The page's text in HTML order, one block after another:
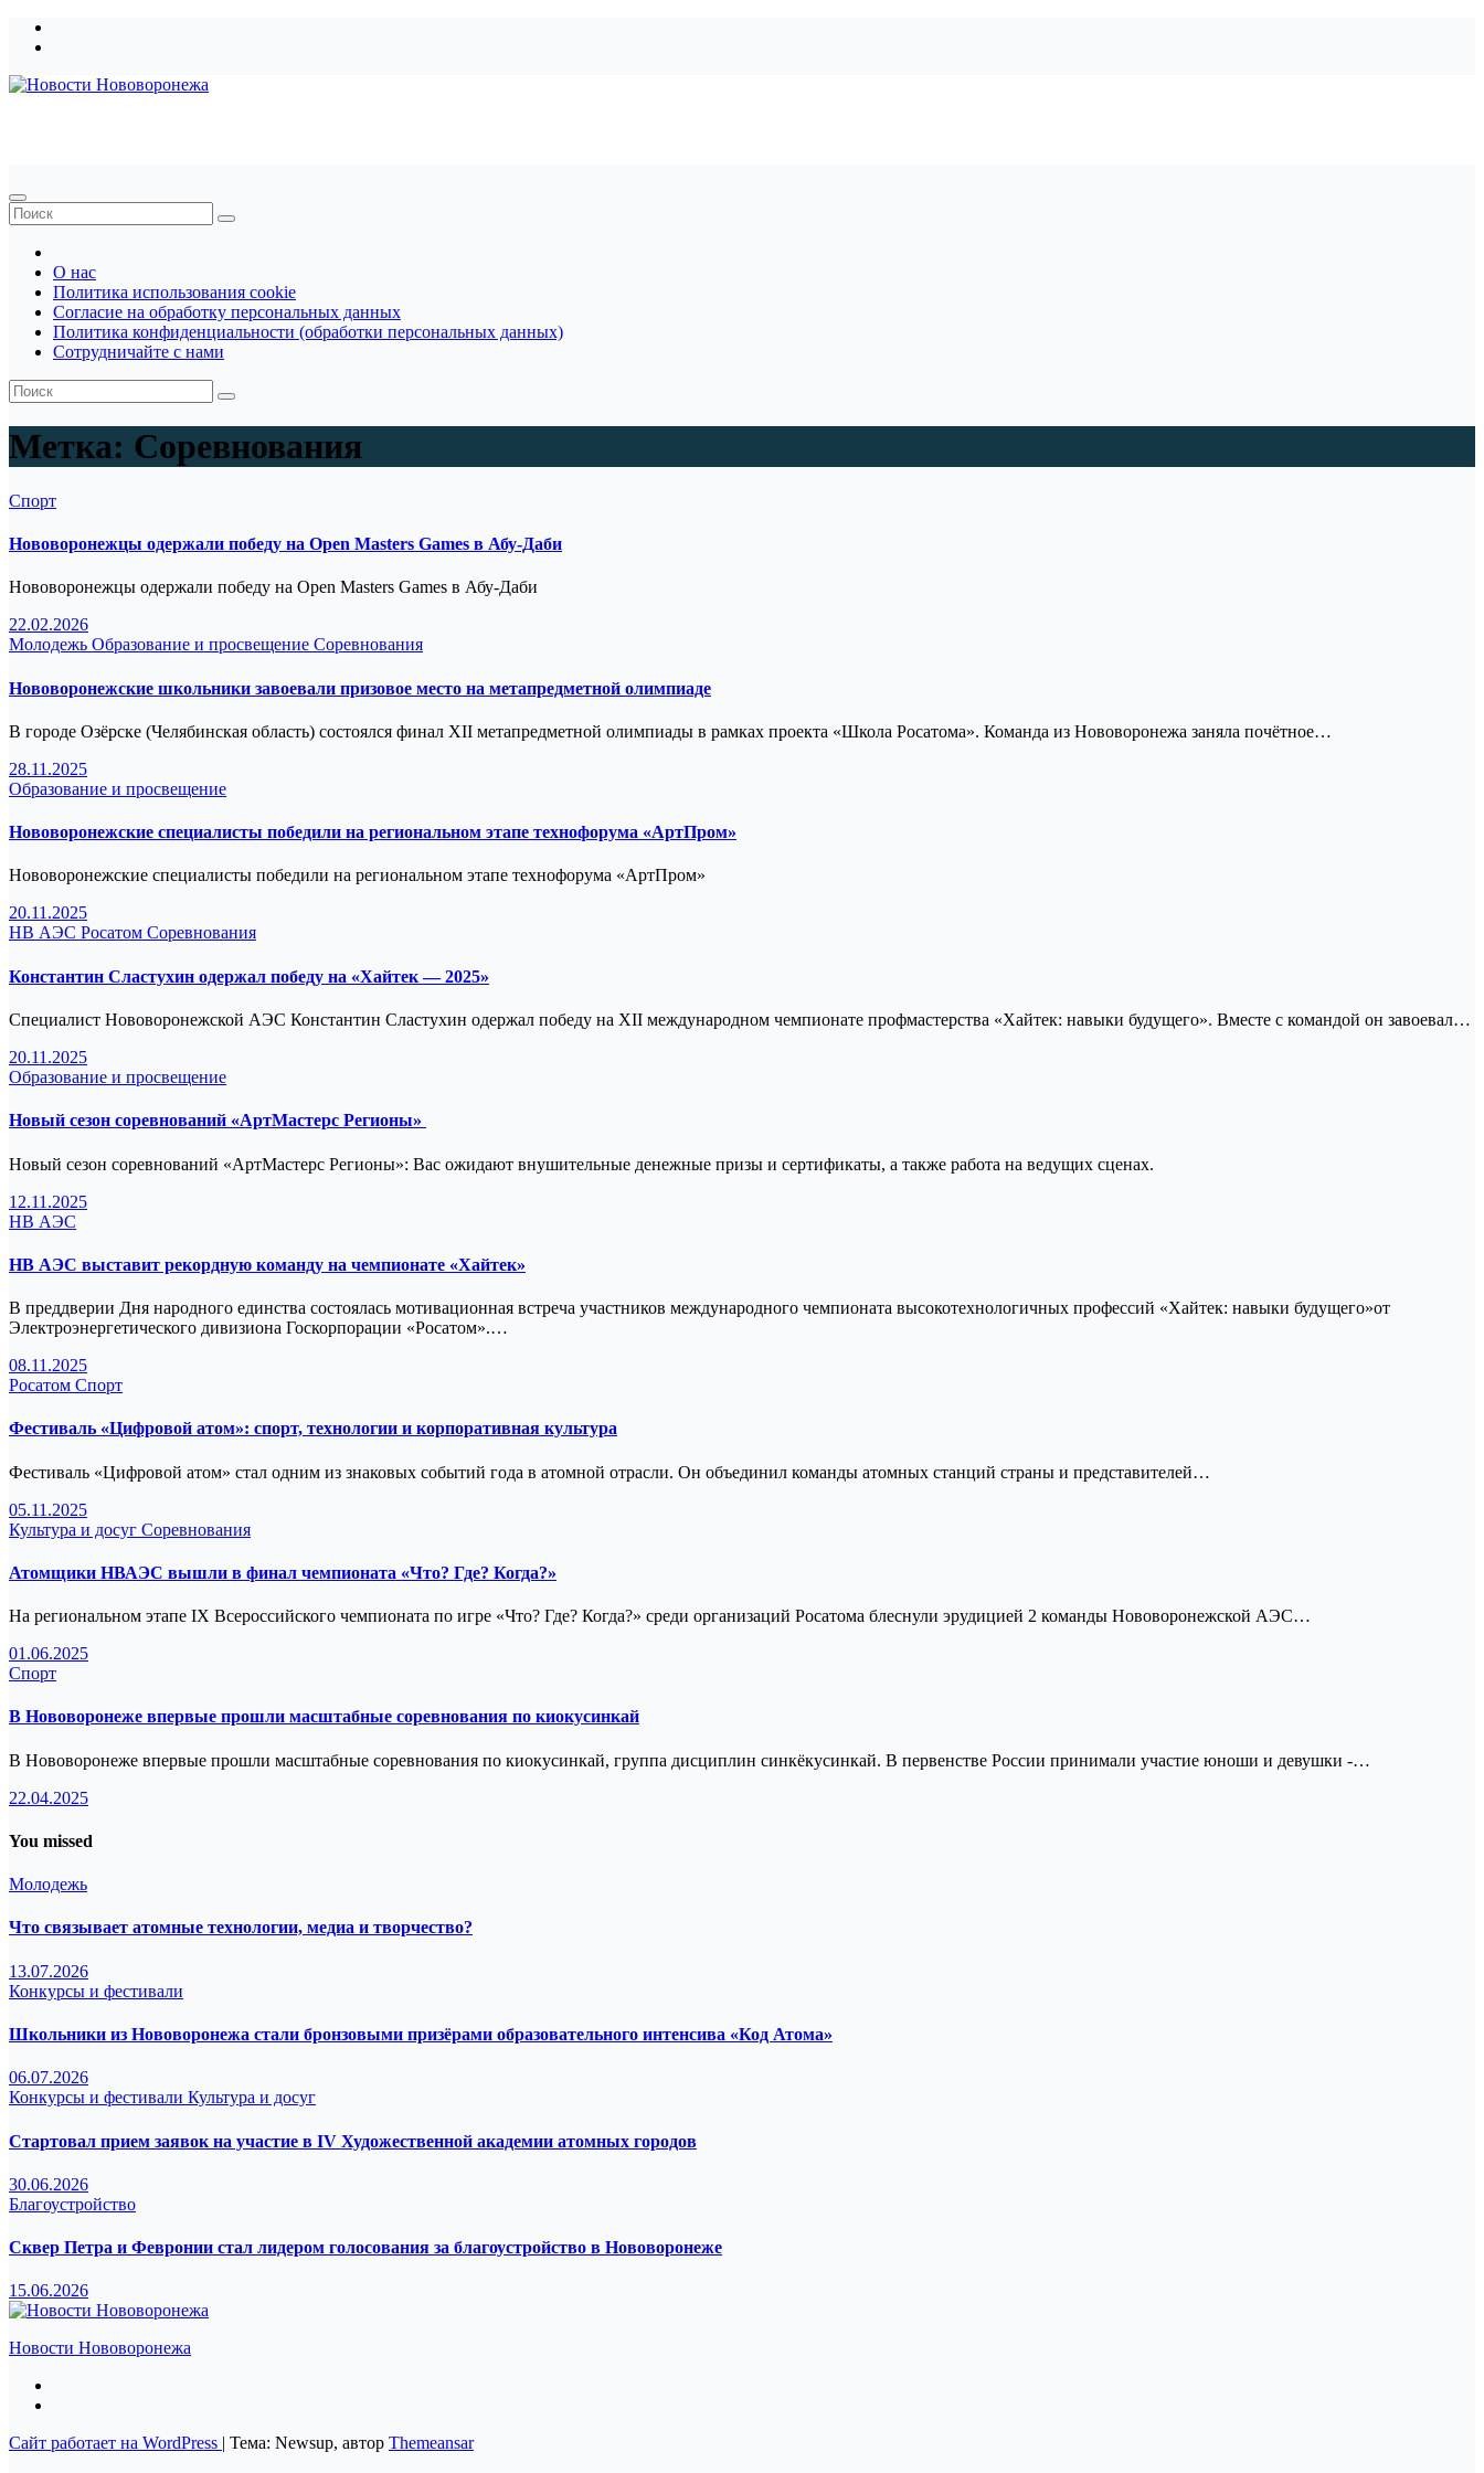
Перейти
О нас
Политика использования cookie
Согласие на обработку персональных данных
Политика конфиденциальности (обработки персональных данных)
Сотрудничайте с нами
Метка: Соревнования
Спорт
Нововоронежцы одержали победу на Open Masters Games в Абу-Даби
Нововоронежцы одержали победу на Open Masters Games в Абу-Даби
22.02.2026
Молодежь Образование и просвещение Соревнования
Нововоронежские школьники завоевали призовое место на метапредметной олимпиаде
В городе Озёрске (Челябинская область) состоялся финал XII метапредметной олимпиады в рамках проекта «Школа Росатома». Команда из Нововоронежа заняла почётное…
28.11.2025
Образование и просвещение
Нововоронежские специалисты победили на региональном этапе технофорума «АртПром»
Нововоронежские специалисты победили на региональном этапе технофорума «АртПром»
20.11.2025
НВ АЭС Росатом Соревнования
Константин Сластухин одержал победу на «Хайтек — 2025»
Специалист Нововоронежской АЭС Константин Сластухин одержал победу на XII международном чемпионате профмастерства «Хайтек: навыки будущего». Вместе с командой он завоевал…
20.11.2025
Образование и просвещение
Новый сезон соревнований «АртМастерс Регионы»
Новый сезон соревнований «АртМастерс Регионы»: Вас ожидают внушительные денежные призы и сертификаты, а также работа на ведущих сценах.
12.11.2025
НВ АЭС
НВ АЭС выставит рекордную команду на чемпионате «Хайтек»
В преддверии Дня народного единства состоялась мотивационная встреча участников международного чемпионата высокотехнологичных профессий «Хайтек: навыки будущего»от
Электроэнергетического дивизиона Госкорпорации «Росатом».…
08.11.2025
Росатом Спорт
Фестиваль «Цифровой атом»: спорт, технологии и корпоративная культура
Фестиваль «Цифровой атом» стал одним из знаковых событий года в атомной отрасли. Он объединил команды атомных станций страны и представителей…
05.11.2025
Культура и досуг Соревнования
Атомщики НВАЭС вышли в финал чемпионата «Что? Где? Когда?»
На региональном этапе IX Всероссийского чемпионата по игре «Что? Где? Когда?» среди организаций Росатома блеснули эрудицией 2 команды Нововоронежской АЭС…
01.06.2025
Спорт
В Нововоронеже впервые прошли масштабные соревнования по киокусинкай
В Нововоронеже впервые прошли масштабные соревнования по киокусинкай, группа дисциплин синкёкусинкай. В первенстве России принимали участие юноши и девушки -…
22.04.2025
You missed
Молодежь
Что связывает атомные технологии, медиа и творчество?
13.07.2026
Конкурсы и фестивали
Школьники из Нововоронежа стали бронзовыми призёрами образовательного интенсива «Код Атома»
06.07.2026
Конкурсы и фестивали Культура и досуг
Стартовал прием заявок на участие в IV Художественной академии атомных городов
30.06.2026
Благоустройство
Сквер Петра и Февронии стал лидером голосования за благоустройство в Нововоронеже
15.06.2026
Новости Нововоронежа
Сайт работает на WordPress | Тема: Newsup, автор Themeansar